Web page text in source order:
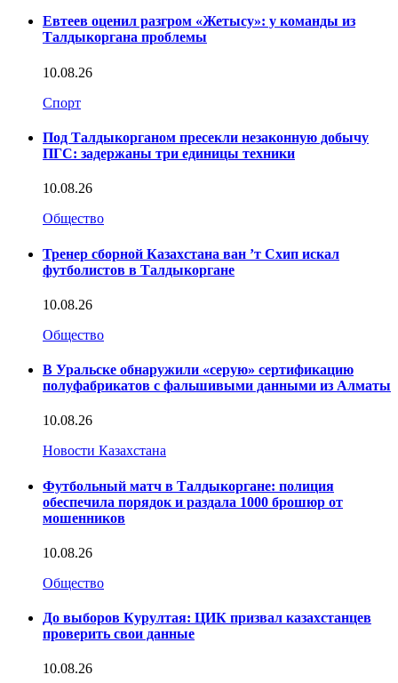
Евтеев оценил разгром «Жетысу»: у команды из
Талдыкоргана проблемы
10.08.26
Спорт
Под Талдыкорганом пресекли незаконную добычу
ПГС: задержаны три единицы техники
10.08.26
Общество
Тренер сборной Казахстана ван ’т Схип искал
футболистов в Талдыкоргане
10.08.26
Общество
В Уральске обнаружили «серую» сертификацию
полуфабрикатов с фальшивыми данными из Алматы
10.08.26
Новости Казахстана
Футбольный матч в Талдыкоргане: полиция
обеспечила порядок и раздала 1000 брошюр от
мошенников
10.08.26
Общество
До выборов Курултая: ЦИК призвал казахстанцев
проверить свои данные
10.08.26